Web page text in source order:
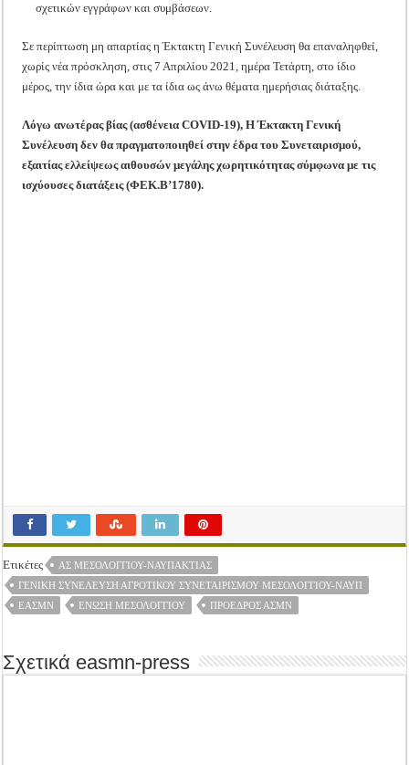
σχετικών εγγράφων και συμβάσεων.
Σε περίπτωση μη απαρτίας η Έκτακτη Γενική Συνέλευση θα επαναληφθεί,
χωρίς νέα πρόσκληση, στις 7 Απριλίου 2021, ημέρα Τετάρτη, στο ίδιο
μέρος, την ίδια ώρα και με τα ίδια ως άνω θέματα ημερήσιας διάταξης.
Λόγω ανωτέρας βίας (ασθένεια COVID-19), Η Έκτακτη Γενική
Συνέλευση δεν θα πραγματοποιηθεί στην έδρα του Συνεταιρισμού,
εξαιτίας ελλείψεως αιθουσών μεγάλης χωρητικότητας σύμφωνα με τις
ισχύουσες διατάξεις (ΦΕΚ.Β’1780).
Ετικέτες
ΑΣ ΜΕΣΟΛΟΓΓΊΟΥ-ΝΑΥΠΑΚΤΊΑΣ
ΓΕΝΙΚΉ ΣΥΝΈΛΕΥΣΗ ΑΓΡΟΤΙΚΟΎ ΣΥΝΕΤΑΙΡΙΣΜΟΎ ΜΕΣΟΛΟΓΓΊΟΥ-ΝΑΥΠ
ΕΑΣΜΝ
ΈΝΩΣΗ ΜΕΣΟΛΟΓΓΊΟΥ ΠΡΌΕΔΡΟΣ ΑΣΜΝ
Σχετικά easmn-press